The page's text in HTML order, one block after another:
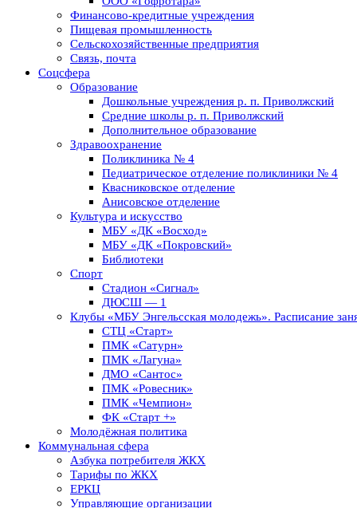
Финансово-кредитные учреждения
Пищевая промышленность
Сельскохозяйственные предприятия
Связь, почта
Соцсфера
Образование
Дошкольные учреждения р. п. Приволжский
Средние школы р. п. Приволжский
Дополнительное образование
Здравоохранение
Поликлиника № 4
Педиатрическое отделение поликлиники № 4
Квасниковское отделение
Анисовское отделение
Культура и искусство
МБУ «ДК «Восход»
МБУ «ДК «Покровский»
Библиотеки
Спорт
Стадион «Сигнал»
ДЮСШ — 1
Клубы «МБУ Энгельсская молодежь». Расписание
СТЦ «Старт»
ПМК «Сатурн»
ПМК «Лагуна»
ДМО «Сантос»
ПМК «Ровесник»
ПМК «Чемпион»
ФК «Старт +»
Молодёжная политика
Коммунальная сфера
Азбука потребителя ЖКХ
Тарифы по ЖКХ
ЕРКЦ
Управляющие организации